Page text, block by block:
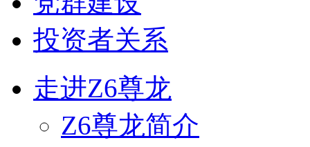
投资者关系
走进Z6尊龙
Z6尊龙简介